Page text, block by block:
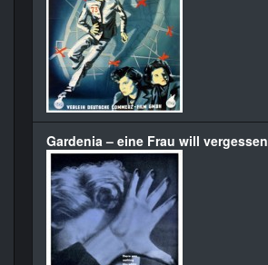
Gardenia – eine Frau will vergessen